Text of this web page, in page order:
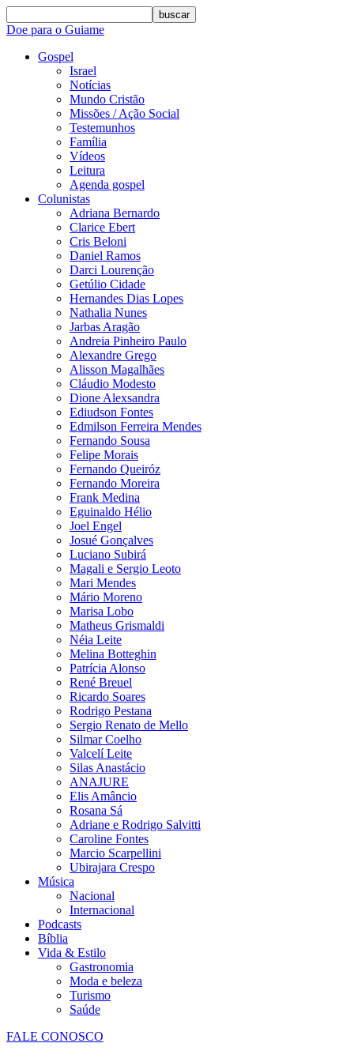
buscar
Doe para o Guiame
Gospel
Israel
Notícias
Mundo Cristão
Missões / Ação Social
Testemunhos
Família
Vídeos
Leitura
Agenda gospel
Colunistas
Adriana Bernardo
Clarice Ebert
Cris Beloni
Daniel Ramos
Darci Lourenção
Getúlio Cidade
Hernandes Dias Lopes
Nathalia Nunes
Jarbas Aragão
Andreia Pinheiro Paulo
Alexandre Grego
Alisson Magalhães
Cláudio Modesto
Dione Alexsandra
Ediudson Fontes
Edmilson Ferreira Mendes
Fernando Sousa
Felipe Morais
Fernando Queiróz
Fernando Moreira
Frank Medina
Eguinaldo Hélio
Joel Engel
Josué Gonçalves
Luciano Subirá
Magali e Sergio Leoto
Mari Mendes
Mário Moreno
Marisa Lobo
Matheus Grismaldi
Néia Leite
Melina Botteghin
Patrícia Alonso
René Breuel
Ricardo Soares
Rodrigo Pestana
Sergio Renato de Mello
Silmar Coelho
Valcelí Leite
Silas Anastácio
ANAJURE
Elis Amâncio
Rosana Sá
Adriane e Rodrigo Salvitti
Caroline Fontes
Marcio Scarpellini
Ubirajara Crespo
Música
Nacional
Internacional
Podcasts
Bíblia
Vida & Estilo
Gastronomia
Moda e beleza
Turismo
Saúde
FALE CONOSCO